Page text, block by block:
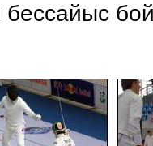
бессайыс